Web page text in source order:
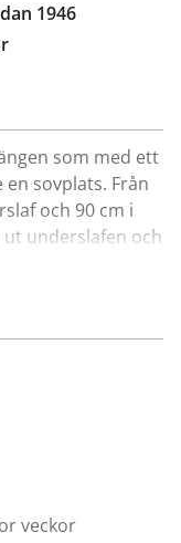
1946
som med ett
sovplats. Från
och 90 cm i
underslafen och
2x90 cm
om 80 cm
där filtar, kuddar
extra
sängbord Siri
till över- och/eller
för våra övriga
på vänster eller
veckor